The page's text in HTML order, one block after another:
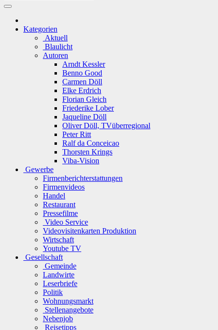
Kategorien
Aktuell
Blaulicht
Autoren
Arndt Kessler
Benno Good
Carmen Döll
Elke Erdrich
Florian Gleich
Friederike Lober
Jaqueline Döll
Oliver Döll, TVüberregional
Peter Ritt
Ralf da Conceicao
Thorsten Krings
Viba-Vision
Gewerbe
Firmenberichterstattungen
Firmenvideos
Handel
Restaurant
Pressefilme
Video Service
Videovisitenkarten Produktion
Wirtschaft
Youtube TV
Gesellschaft
Gemeinde
Landwirte
Leserbriefe
Politik
Wohnungsmarkt
Stellenangebote
Nebenjob
Reisetipps